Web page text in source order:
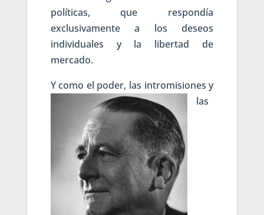
políticas, que respondía
exclusivamente a los deseos
individuales y la libertad de
mercado.
Y como el poder, las intromisiones y
las